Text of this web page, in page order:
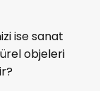
ise sanat
objeleri